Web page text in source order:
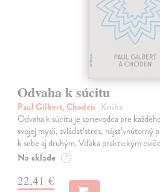
Odvaha k súcitu
Paul Gilbert, Choden | Kniha
Odvaha k súcitu je sprievodca pre
svojej mysli, zvládať stres, nájsť vnútorný
k sebe aj druhým. Vďaka praktickým
Na sklade ?
22,41 €